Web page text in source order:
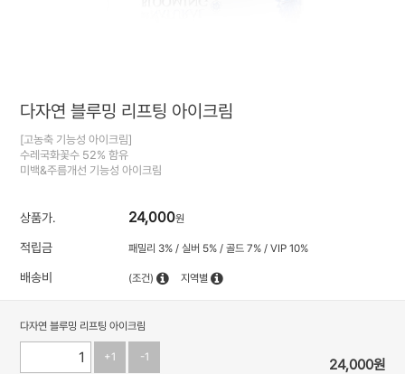
다자연 블루밍 리프팅 아이크림
[고농축 기능성 아이크림]
수레국화꽃수 52% 함유
미백&주름개선 기능성 아이크림
상품가. 24,000원
적립금 패밀리 3% / 실버 5% / 골드 7% / VIP 10%
배송비 (조건) 지역별
다자연 블루밍 리프팅 아이크림
+1 -1 24,000원